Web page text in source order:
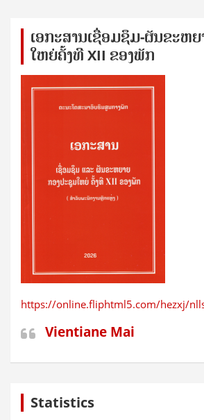
ເອກ​ະ​ສານ​ເຊ​ື່ອມ​ຊ​ຶມ-ຜັນ​ຂະ​ຫ​
ໃຫຍ່​ຄັ້ງ​ທີ XII ຂອງ​ພັກ
https://online.fliphtml5.com/hezxj/
Vientiane Mai
Statistics